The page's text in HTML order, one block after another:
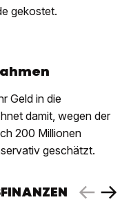
gekostet.
Geld in die
damit, wegen der
200 Millionen
geschätzt.